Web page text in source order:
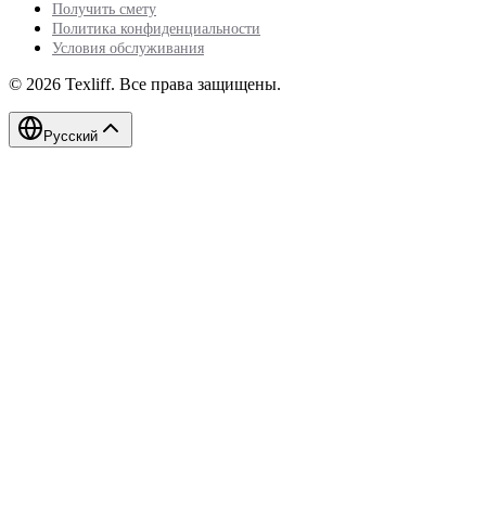
Получить смету
Политика конфиденциальности
Условия обслуживания
© 2026 Texliff. Все права защищены.
Русский